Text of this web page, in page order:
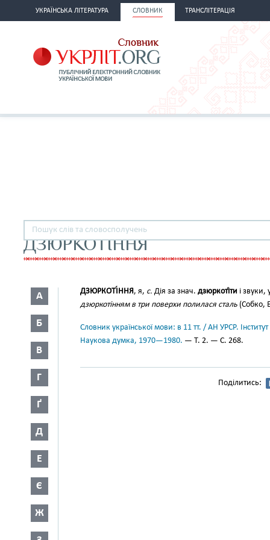
УКРАЇНСЬКА ЛІТЕРАТУРА СЛОВНИК ТРАНСЛІТЕРАЦІЯ
ДЗЮРКОТІННЯ
А
Б
В
Г
Ґ
Д
Е
Є
Ж
ДЗЮРКОТІ́ННЯ, я, с. Дія за знач. дзюркоті́ти і звуки,
дзюркотінням в три поверхи полилася сталь (Собко,
Словник української мови: в 11 тт. / АН УРСР.
Наукова думка, 1970—1980. — Т. 2. — С. 268.
Поділитись: